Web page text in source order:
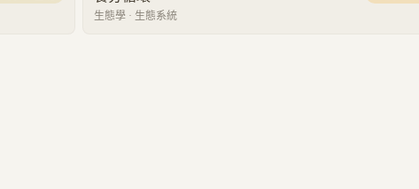
生態學 · 生態系統